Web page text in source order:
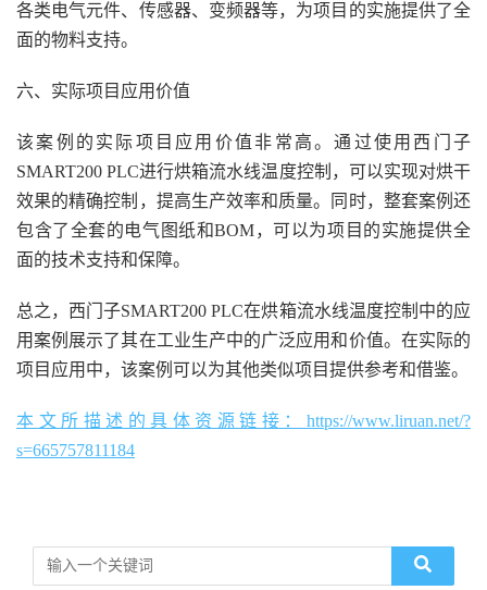
各类电气元件、传感器、变频器等，为项目的实施提供了全
面的物料支持。
六、实际项目应用价值
该案例的实际项目应用价值非常高。通过使用西门子
SMART200 PLC进行烘箱流水线温度控制，可以实现对烘干
效果的精确控制，提高生产效率和质量。同时，整套案例还
包含了全套的电气图纸和BOM，可以为项目的实施提供全
面的技术支持和保障。
总之，西门子SMART200 PLC在烘箱流水线温度控制中的应
用案例展示了其在工业生产中的广泛应用和价值。在实际的
项目应用中，该案例可以为其他类似项目提供参考和借鉴。
本文所描述的具体资源链接：https://www.liruan.net/?
s=665757811184